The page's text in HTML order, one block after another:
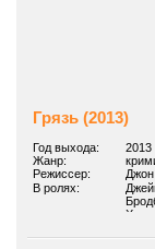
Грязь (2013)
Год выхода:
2013
Жанр:
Режиссер:
В ролях: